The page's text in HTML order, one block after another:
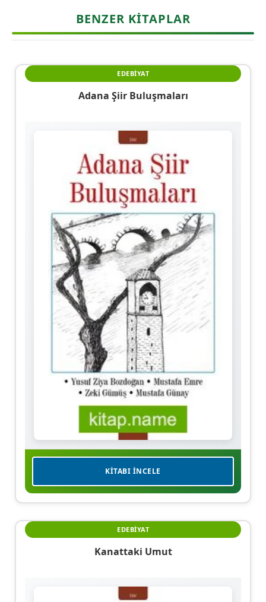
BENZER KITAPLAR
EDEBIYAT
Adana Şiir Buluşmaları
KITABI İNCELE
EDEBIYAT
Kanattaki Umut